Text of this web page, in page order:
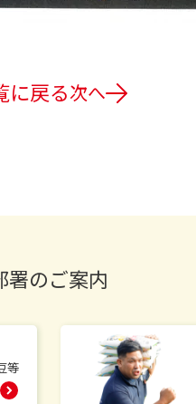
に戻る次へ
署のご案内
等